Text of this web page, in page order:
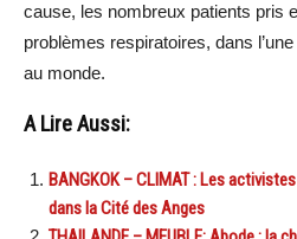
cause, les nombreux patients pris
problèmes respiratoires, dans
au monde.
A Lire Aussi:
BANGKOK – CLIMAT : Les
dans la Cité des Anges